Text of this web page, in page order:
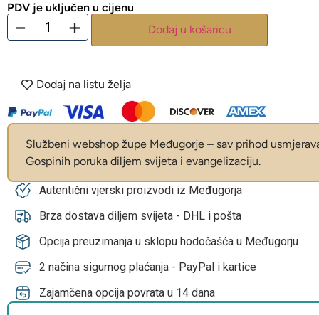
PDV je uključen u cijenu
− + Dodaj u košaricu
Dodaj na listu želja
Službeni webshop župe Međugorje – sav prihod
Gospinih poruka diljem svijeta i evangelizaciju.
Autentični vjerski proizvodi iz Međugorja
Brza dostava diljem svijeta - DHL i pošta
Opcija preuzimanja u sklopu hodočašća u Međugorju
2 načina sigurnog plaćanja - PayPal i kartice
Zajamčena opcija povrata u 14 dana